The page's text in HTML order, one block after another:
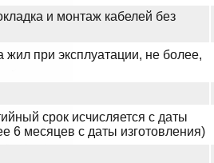
и монтаж кабелей без
жил при эксплуатации, не более,
срок исчисляется с даты
6 месяцев с даты изготовления)